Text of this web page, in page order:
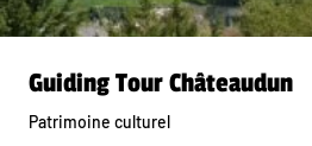
Guiding Tour Châteaudun
Patrimoine culturel